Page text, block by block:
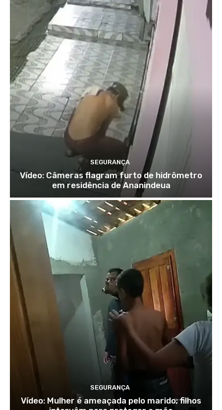
SEGURANÇA
Vídeo: Câmeras flagram furto de hidrômetro
em residência de Ananindeua
SEGURANÇA
Vídeo: Mulher é ameaçada pelo marido; filhos